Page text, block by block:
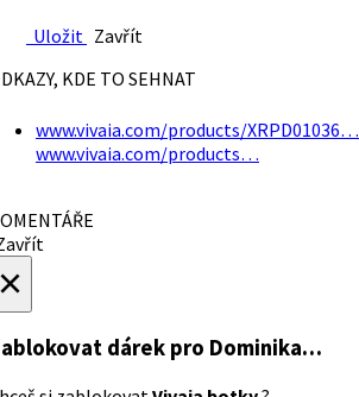
Uložit Zavřít
KDE TO SEHNAT
www.vivaia.com/products/XRPD01036…
www.vivaia.com/products…
dárek pro Dominika…